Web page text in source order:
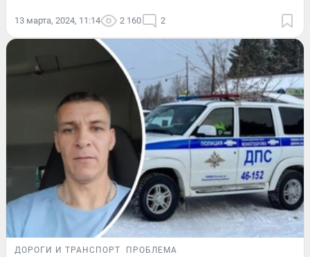
13 марта, 2024, 11:14 2 160 2
ДОРОГИ И ТРАНСПОРТ ПРОБЛЕМА